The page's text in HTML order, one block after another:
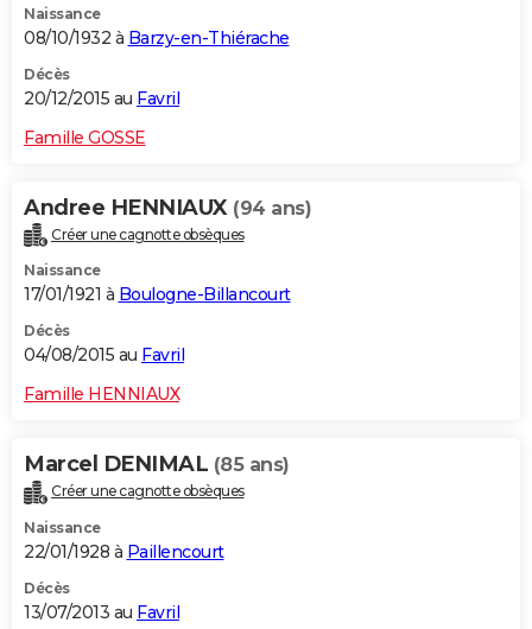
Naissance
08/10/1932 à Barzy-en-Thiérache
Décès
20/12/2015 au Favril
Famille GOSSE
Andree HENNIAUX (94 ans)
Créer une cagnotte obsèques
Naissance
17/01/1921 à Boulogne-Billancourt
Décès
04/08/2015 au Favril
Famille HENNIAUX
Marcel DENIMAL (85 ans)
Créer une cagnotte obsèques
Naissance
22/01/1928 à Paillencourt
Décès
13/07/2013 au Favril